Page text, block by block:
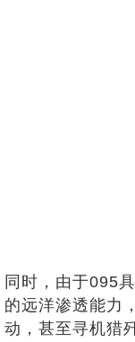
同时，由于095
的远洋渗透能力
动，甚至寻机猎